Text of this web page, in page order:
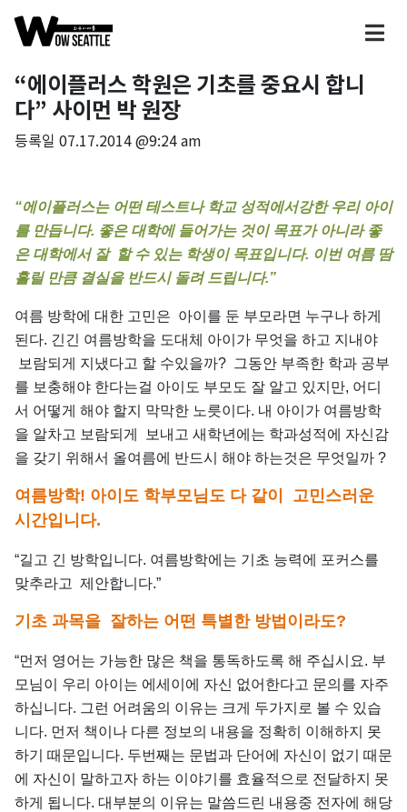
“에이플러스 학원은 기초를 중요시 합니
다” 사이먼 박 원장
등록일 07.17.2014 @9:24 am
“에이플러스는 어떤 테스트나 학교 성적에서강한 우리 아이
를 만듭니다. 좋은 대학에 들어가는 것이 목표가 아니라 좋
은 대학에서 잘 할수 있는 학생이 목표입니다. 이번 여름 땀
흘릴 만큼 결실을 반드시 돌려 드립니다.”
여름 방학에 대한 고민은 아이를 둔 부모라면 누구나 하게
된다. 긴긴 여름방학을 도대체 아이가 무엇을 하고 지내야
보람되게 지냈다고 할 수있을까? 그동안 부족한 학과 공부
를 보충해야 한다는걸 아이도 부모도 잘 알고 있지만, 어디
서 어떻게 해야 할지 막막한 노릇이다. 내 아이가 여름방학
을 알차고 보람되게 보내고 새학년에는 학과성적에 자신감
을 갖기 위해서 올여름에 반드시 해야 하는것은 무엇일까 ?
여름방학! 아이도 학부모님도 다 같이
고민스러운
시간입니다.
“길고 긴 방학입니다. 여름방학에는 기초 능력에 포커스를
맞추라고 제안합니다.”
기초 과목을 잘하는 어떤 특별한 방법이라도?
“먼저 영어는 가능한 많은 책을 통독하도록 해 주십시요. 부
모님이 우리 아이는 에세이에 자신 없어한다고 문의를 자주
하십니다. 그런 어려움의 이유는 크게 두가지로 볼 수 있습
니다. 먼저 책이나 다른 정보의 내용을 정확히 이해하지 못
하기 때문입니다. 두번째는 문법과 단어에 자신이 없기 때문
에 자신이 말하고자 하는 이야기를 효율적으로 전달하지 못
하게 됩니다. 대부분의 이유는 말씀드린 내용중 전자에 해당